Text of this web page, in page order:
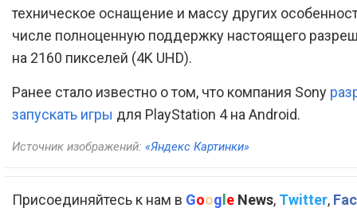
техническое оснащение и массу других
числе полноценную поддержку настоящего
на 2160 пикселей (4K UHD).
Ранее стало известно о том, что компания Sony
запускать игры для PlayStation 4 на Android.
Источник изображений: «Яндекс Картинки»
Присоединяйтесь к нам в Goog e News, Twitter,